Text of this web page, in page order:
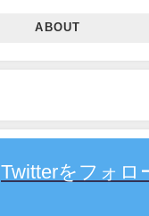
ABOUT
Twitterをフォロ